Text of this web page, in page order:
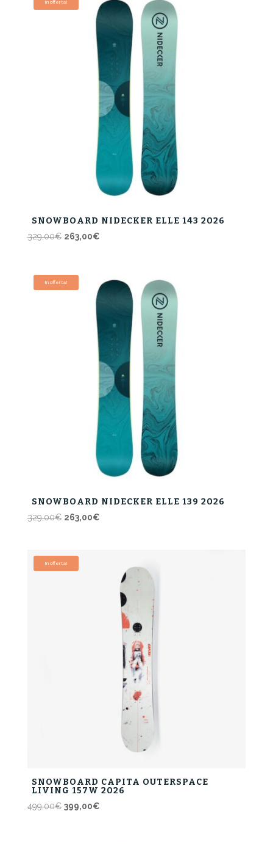
329,00€.263,00€.
In offerta!
SNOWBOARD NIDECKER ELLE 143 2026
329,00€ Il
era:
329,00€.
263,00€Il
263,00€.
In offerta!
SNOWBOARD NIDECKER ELLE 139 2026
329,00€ Il
era:
329,00€.
263,00€Il
263,00€.
In offerta!
SNOWBOARD CAPITA OUTERSPACE
LIVING 157W 2026
499,00€ Il
399,00€Il